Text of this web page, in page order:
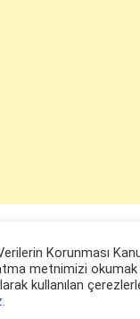
Korunması
metnimizi
kullanılan